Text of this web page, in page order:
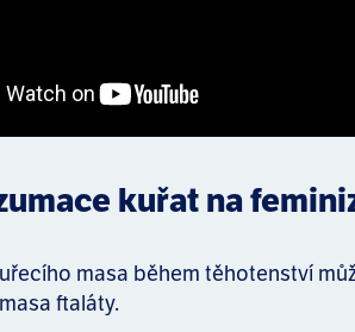
kuřat na
masa během těhotenství
ftaláty.